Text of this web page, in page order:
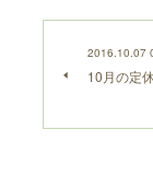
2016.10.07
10月の定